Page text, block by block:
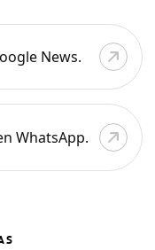
News.
WhatsApp.